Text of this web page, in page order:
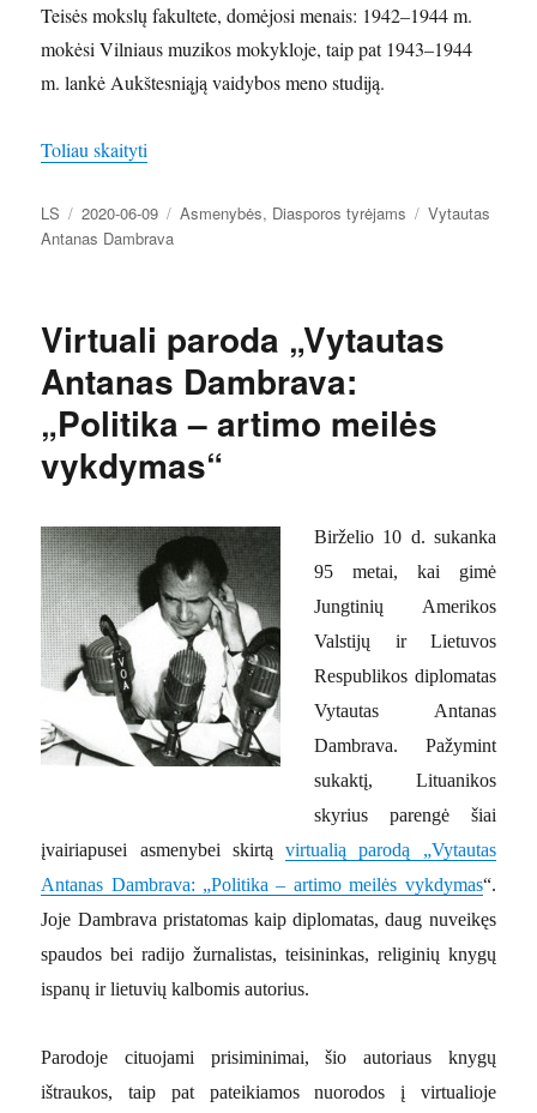
Teisės mokslų fakultete, domėjosi menais: 1942–1944 m.
mokėsi Vilniaus muzikos mokykloje, taip pat 1943–1944
m. lankė Aukštesniąją vaidybos meno studiją.
Toliau skaityti
Autorius
LS Paskelbta
2020-06-09 Kategorijos
Asmenybės, Diasporos tyrėjams Žymos
Vytautas
Antanas Dambrava
Virtuali paroda „Vytautas
Antanas Dambrava:
„Politika – artimo meilės
vykdymas“
Birželio 10 d. sukanka
95 metai, kai gimė
Jungtinių Amerikos
Valstijų ir Lietuvos
Respublikos diplomatas
Vytautas Antanas
Dambrava. Pažymint
sukaktį, Lituanikos
skyrius parengė šiai
įvairiapusei asmenybei skirtąvirtualią parodą „Vytautas
Antanas Dambrava: „Politika – artimo meilės vykdymas“.
Joje Dambrava pristatomas kaip diplomatas, daug nuveikęs
spaudos bei radijo žurnalistas, teisininkas, religinių knygų
ispanų ir lietuvių kalbomis autorius.
Parodoje cituojami prisiminimai, šio autoriaus knygų
ištraukos, taip pat pateikiamos nuorodos į virtualioje